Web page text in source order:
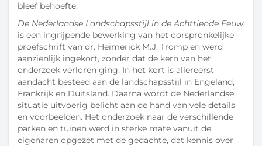
bleef behoefte.
De Nederlandse Landschapsstijl in de Achttiende Eeuw
is een ingrijpende bewerking van het oorspronkelijke
proefschrift van dr. Heimerick M.J. Tromp en werd
aanzienlijk ingekort, zonder dat de kern van het
onderzoek verloren ging. In het kort is allereerst
aandacht besteed aan de landschapsstijl in Engeland,
Frankrijk en Duitsland. Daarna wordt de Nederlandse
situatie uitvoerig belicht aan de hand van vele details
en voorbeelden. Het onderzoek naar de verschillende
parken en tuinen werd in sterke mate vanuit de
eigenaren opgezet met de gedachte, dat kennis over